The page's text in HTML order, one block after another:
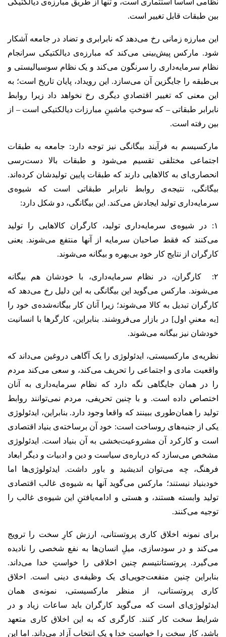
نظامی اساسا استثماری است، و تنها از طریق مبارزه‌ی دیالکتیکی
بین طبقات قابل تغییر است.
این مبارزه زمانی رخ می‌دهد که نابرابری و تضاد در جامعه آشکار
شود. مارکس پیش‌بینی می‌کند که مبارزه‌ی دیالکتیکی سرانجام
نظام سرمایه‌داری را سرنگون می‌کند و یک نظام سوسیالیستی و
بی‌طبقه را جایگزین آن می‌سازد. این رویداد، پایان تاریخ است؛ به
این معنی که تغییر اقتصادیِ دیگری رخ نخواهد داد زیرا روابط
نابرابر طبقاتی – که سوختِ ماشینِ مبارزات دیالکتیکی است – از
بین رفته است.
مارکسیسم به فرآیند بیگانگی نیز توجه دارد: جامعه به طبقات
اجتماعی مختلفی تقسیم می‌شود و طبقات بالا دست‌رسی
انحصاری‌ای به کالاهایی دارند که طبقات پایین تولیدشان کرده‌اند.
بیگانگی، نتیجه‌ی روابط نابرابر طبقاتی است که شیوه‌ی
سرمایه‌داری تولید ایجادش می‌کند. این بیگانگی، دو شکل دارد:
۱: در شیوه‌ی سرمایه‌داری تولید، کارگران کالاهایی را تولید
می‌کنند که فقط صاحبان سرمایه از آنها منتفع می‌شوند. یعنی
کارگران از نتایج کار خود بی‌بهره و بیگانه می‌شوند.
۲: کارگران، در نظام سرمایه‌داری، با خودشان هم بیگانه
می‌شوند. مارکس می‌گوید این بیگانگی به این دلیل رخ می‌دهد که
کارگران تبدیل به کالا می‌شوند؛ زیرا آنان کار بیگانه‌شده‌ی خود را
[به معنیِ اول] در بازار می‌فروشند. بنابراین، کارگرها با انسانیت
خودشان نیز بیگانه می‌شوند.
نظریه‌ی مارکسیستی، ایدئولوژی را یک آگاهی دروغین می‌داند که
واقعیت مادی و اجتماعی را تحریف می‌کند، و سعی می‌کند مردم
را در همان جایگاهی نگه دارد که نظام سرمایه‌داری به‌ آنان
اختصاص داده است. و با چنین تحریفی، مردم نمی‌توانند روابط
تولید را همان‌طوری ببینند که واقعا وجود دارد. بنابراین، ایدئولوژی
یکی از جنبه‌های روساخت است: خود آن برساخته‌ی بنیاد اقتصادی
است و کارکرد آن مشروعیت‌بخشی به آن بنیاد است. ایدئولوژی
مشخص می‌سازد که درباره‌ی سیاست و دین و ادبیات و دیگر ابعاد
فرهنگ، چه می‌توان اندیشید و باور داشت. ایدئولوژی‌ها اما
خودبنیاد نیستند؛ مارکس می‌گوید آنها به شیوه‌ی غالب اقتصادی
تولید وابسته هستند، و هستی و ادامه‌یافتنِ این شیوه‌ی غالب را
توجیه می‌کنند.
برای نمونه اخلاق کاری پروتستانی، ارزش کارِ سخت را ترویج
می‌کند و در سودسازی، میلِ انسان‌ها به نفع شخصی را نادیده
می‌گیرد. پروتستانتیسم چنین اخلاقی را خواستِ خدا می‌داند.
بنابراین چنین منفعت‌جویی‌ای یک وظیفه‌ی دینی است.
اخلاق
کاری پروتستانی، از منظر مارکسیستی، نمونه‌ی همان
ایدئولوژی‌ای است که می‌گوید کارگران باید ساعات زیاد و در
شرایط سخت کار کنند. کارگری که به این اخلاق کاری متعهد
باشد، کار سخت را خواستِ خدا و یک انتخاب آزاد می‌داند. اما این